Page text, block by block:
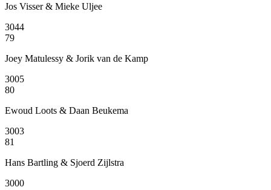
Jos Visser & Mieke Uljee
3044
79
Joey Matulessy & Jorik van de Kamp
3005
80
Ewoud Loots & Daan Beukema
3003
81
Hans Bartling & Sjoerd Zijlstra
3000